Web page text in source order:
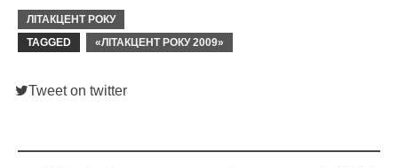
ЛІТАКЦЕНТ РОКУ
TAGGED
«ЛІТАКЦЕНТ РОКУ 2009»
Tweet on twitter